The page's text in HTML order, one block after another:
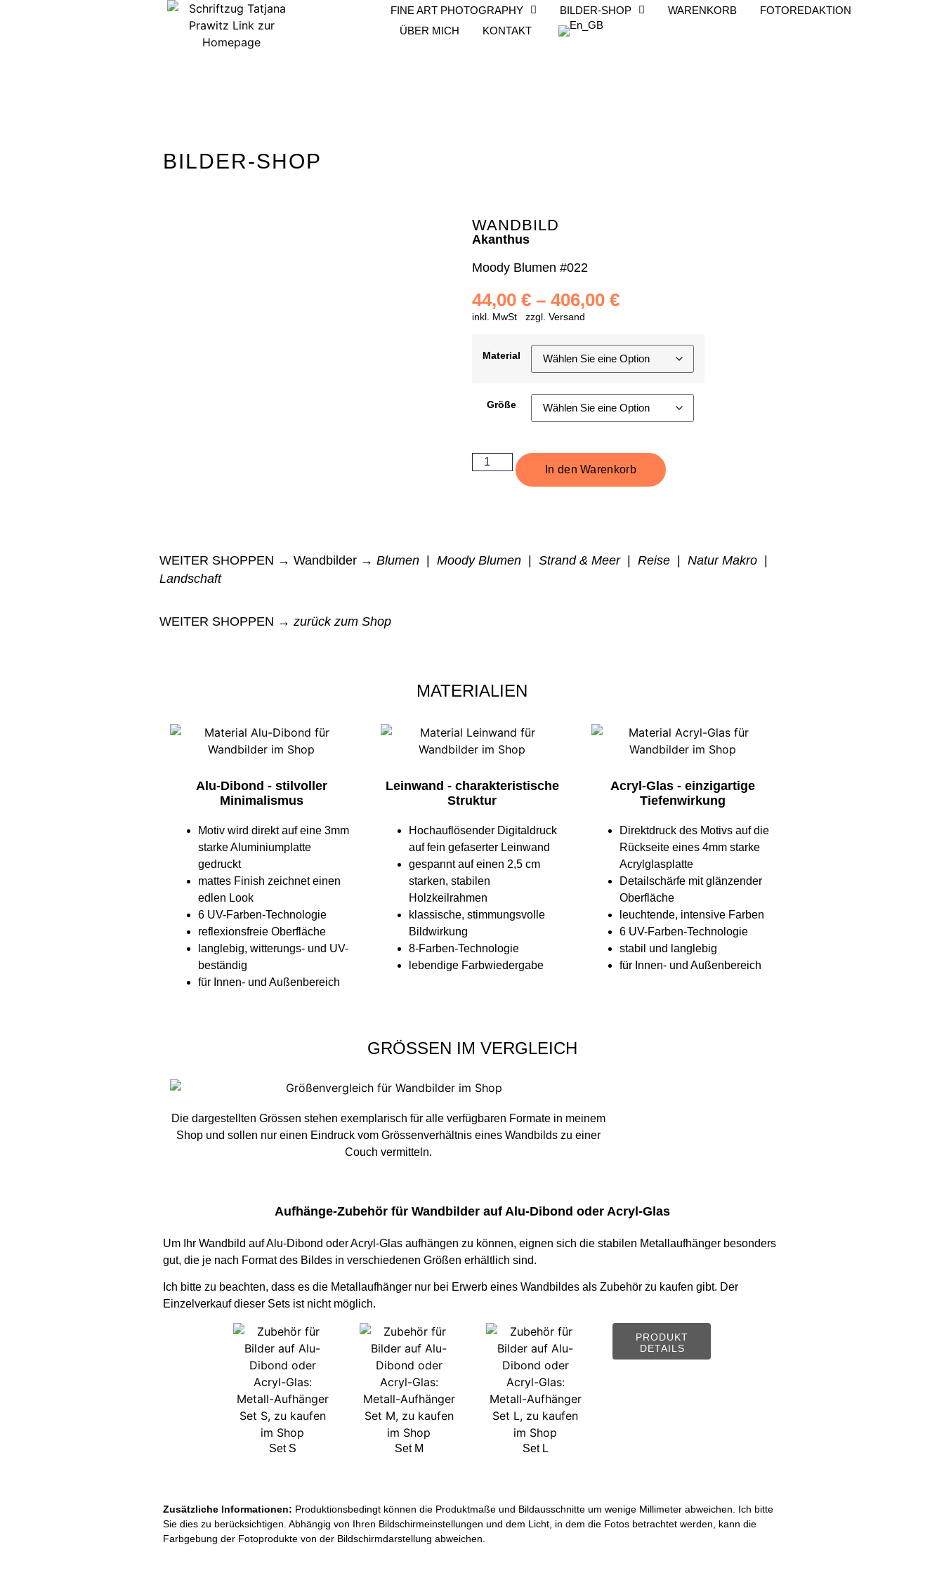
FINE ART PHOTOGRAPHY BILDER-SHOP WARENKORB
FOTOREDAKTION
ÜBER MICH
KONTAKT
BILDER-SHOP
WANDBILD
Akanthus
Moody Blumen #022
44,00 € – 406,00 €
inkl. MwSt zzgl. Versand
Material
Größe
In den Warenkorb
WEITER SHOPPEN → Wandbilder → Blumen Moody Blumen Strand & Meer| Reise Natur Makro
Landschaft
WEITER SHOPPEN → zurück zum Shop
MATERIALIEN
Alu-Dibond - stilvoller
Minimalismus
Motiv wird direkt auf eine 3mm
starke Aluminiumplatte
gedruckt
mattes Finish zeichnet einen
edlen Look
6 UV-Farben-Technologie
reflexionsfreie Oberfläche
langlebig, witterungs- und UV-
beständig
für Innen- und Außenbereich
Leinwand - charakteristische
Struktur
Hochauflösender Digitaldruck
auf fein gefaserter Leinwand
gespannt auf einen 2,5 cm
starken, stabilen
Holzkeilrahmen
klassische, stimmungsvolle
Bildwirkung
8-Farben-Technologie
lebendige Farbwiedergabe
Acryl-Glas - einzigartige
Tiefenwirkung
Direktdruck des Motivs auf die
Rückseite eines 4mm starke
Acrylglasplatte
Detailschärfe mit glänzender
Oberfläche
leuchtende, intensive Farben
6 UV-Farben-Technologie
stabil und langlebig
für Innen- und Außenbereich
GRÖSSEN IM VERGLEICH
Die dargestellten Grössen stehen exemplarisch für alle verfügbaren Formate in meinem
Shop und sollen nur einen Eindruck vom Grössenverhältnis eines Wandbilds zu einer
Couch vermitteln.
Aufhänge-Zubehör für Wandbilder auf Alu-Dibond oder Acryl-Glas
Um Ihr Wandbild auf Alu-Dibond oder Acryl-Glas aufhängen zu können, eignen sich die stabilen Metallaufhänger besonders
gut, die je nach Format des Bildes in verschiedenen Größen erhältlich sind.
Ich bitte zu beachten, dass es die Metallaufhänger nur bei Erwerb eines Wandbildes als Zubehör zu kaufen gibt. Der
Einzelverkauf dieser Sets ist nicht möglich.
Set S Set M Set L
PRODUKT
DETAILS
Zusätzliche Informationen: Produktionsbedingt können die Produktmaße und Bildausschnitte um wenige Millimeter abweichen. Ich bitte
Sie dies zu berücksichtigen. Abhängig von Ihren Bildschirmeinstellungen und dem Licht, in dem die Fotos betrachtet werden, kann die
Farbgebung der Fotoprodukte von der Bildschirmdarstellung abweichen.